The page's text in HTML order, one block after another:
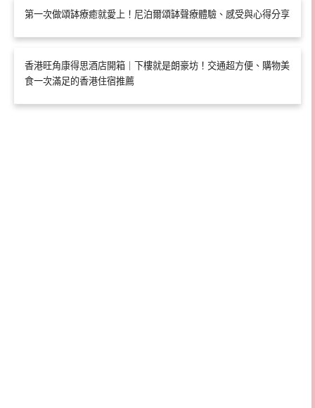
第一次做頌缽療癒就愛上！尼泊爾頌缽聲療體驗、感受與心得分享
香港旺角康得思酒店開箱｜下樓就是朗豪坊！交通超方便、購物美
食一次滿足的香港住宿推薦